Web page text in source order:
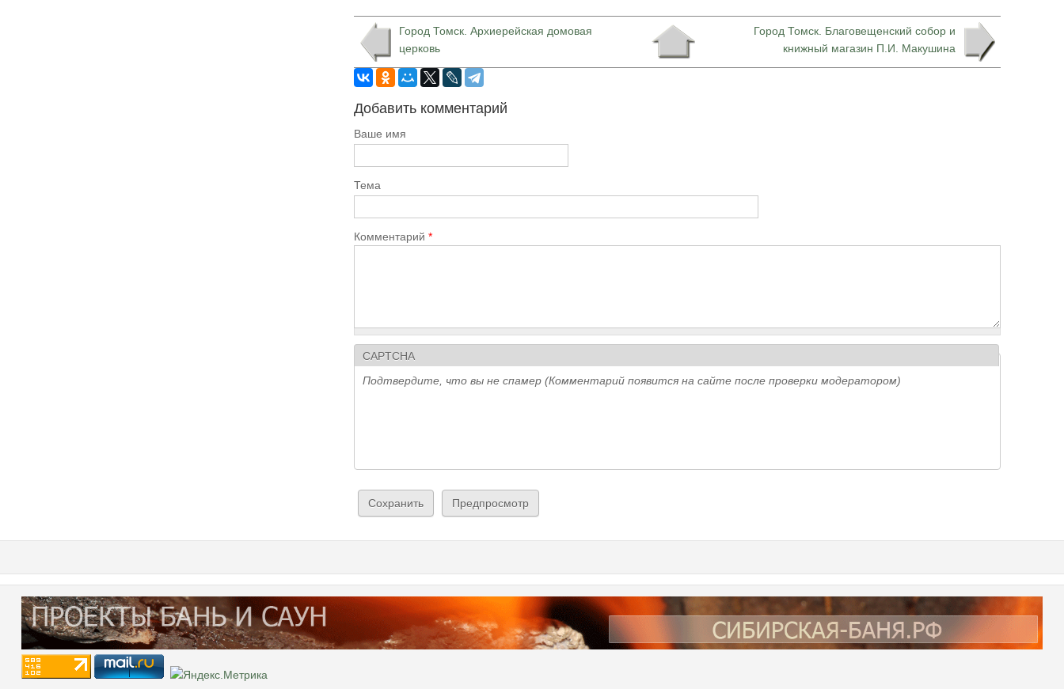
Город Томск. Архиерейская домовая
церковь
Город Томск. Благовещенский собор и
книжный магазин П.И. Макушина
Добавить комментарий
Ваше имя
Тема
Комментарий*
CAPTCHA
Подтвердите, что вы не спамер (Комментарий появится на сайте после проверки модератором)